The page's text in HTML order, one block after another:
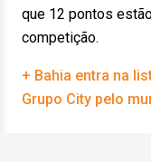
que 12 pontos
competição.
+ Bahia entra na
Grupo City pelo